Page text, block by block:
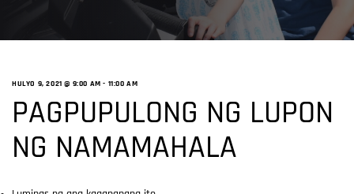
HULYO 9, 2021 @ 9:00 AM - 11:00 AM
PAGPUPULONG NG LUPON
NG NAMAMAHALA